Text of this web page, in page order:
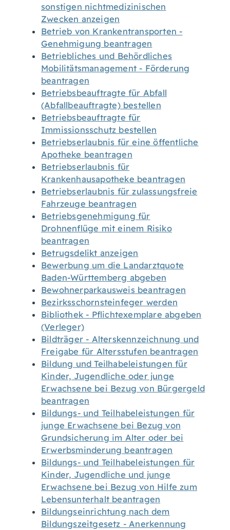
sonstigen nichtmedizinischen
Zwecken anzeigen
Betrieb von Krankentransporten -
Genehmigung beantragen
Betriebliches und Behördliches
Mobilitätsmanagement - Förderung
beantragen
Betriebsbeauftragte für Abfall
(Abfallbeauftragte) bestellen
Betriebsbeauftragte für
Immissionsschutz bestellen
Betriebserlaubnis für eine öffentliche
Apotheke beantragen
Betriebserlaubnis für
Krankenhausapotheke beantragen
Betriebserlaubnis für zulassungsfreie
Fahrzeuge beantragen
Betriebsgenehmigung für
Drohnenflüge mit einem Risiko
beantragen
Betrugsdelikt anzeigen
Bewerbung um die Landarztquote
Baden-Württemberg abgeben
Bewohnerparkausweis beantragen
Bezirksschornsteinfeger werden
Bibliothek - Pflichtexemplare abgeben
(Verleger)
Bildträger - Alterskennzeichnung und
Freigabe für Altersstufen beantragen
Bildung und Teilhabeleistungen für
Kinder, Jugendliche oder junge
Erwachsene bei Bezug von Bürgergeld
beantragen
Bildungs- und Teilhabeleistungen für
junge Erwachsene bei Bezug von
Grundsicherung im Alter oder bei
Erwerbsminderung beantragen
Bildungs- und Teilhabeleistungen für
Kinder, Jugendliche und junge
Erwachsene bei Bezug von Hilfe zum
Lebensunterhalt beantragen
Bildungseinrichtung nach dem
Bildungszeitgesetz - Anerkennung